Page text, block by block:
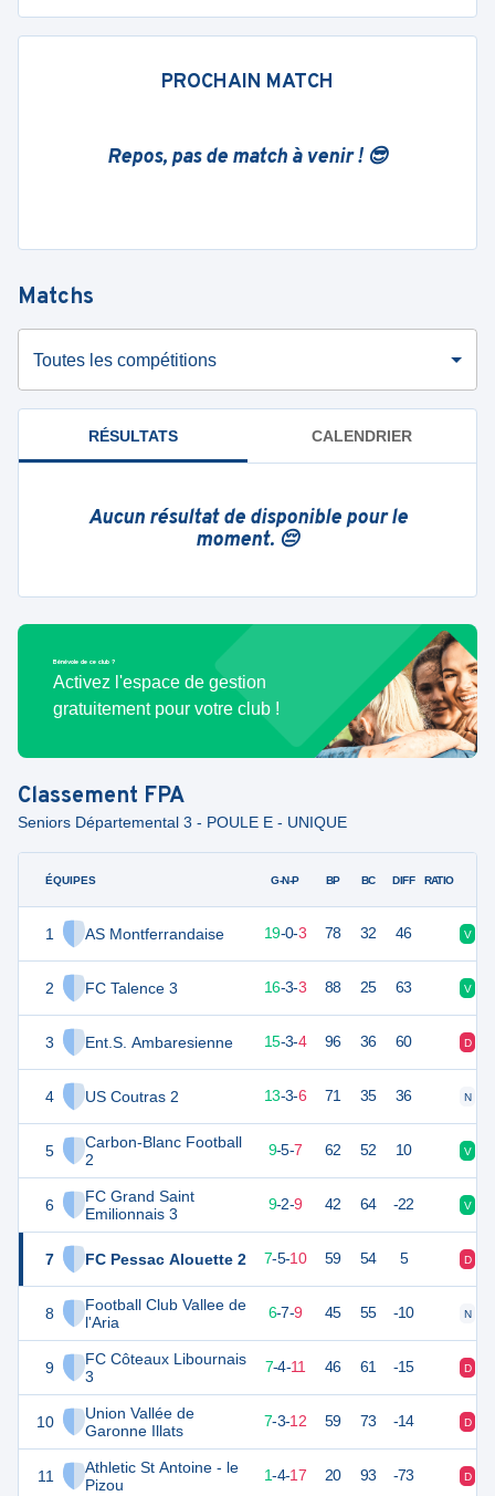
PROCHAIN MATCH
Repos, pas de match à venir ! 😎
Matchs
Toutes les compétitions
RÉSULTATS CALENDRIER
Aucun résultat de disponible pour le
moment. 😔
Bénévole de ce club ?
Activez l'espace de gestion
gratuitement pour votre club !
Classement FPA
Seniors Départemental 3 - POULE E - UNIQUE
ÉQUIPES
1 AS Montferrandaise
2 FC Talence 3
3 Ent.S. Ambaresienne
4 US Coutras 2
5
Carbon-Blanc Football
2
6
FC Grand Saint
Emilionnais 3
7 FC Pessac Alouette 2
8
Football Club Vallee de
l'Aria
9
FC Côteaux Libournais
3
10
Union Vallée de
Garonne Illats
11
Athletic St Antoine - le
Pizou
G-N-P BP BC DIFF RATIO
56 19-0-3 78 32 46 V
16-3-3 88 25 63 V
48 22 15-3-4 96 36 60 D
13-3-6 71 35 36 N
31 22 9-5-7 62 52 10 V
27 9-2-9 42 64 -22 V
26 22 7-5-10 59 54 5 D
25 22 6-7-9 45 55 -10 N
25 22 7-4-11 46 61 -15 D
7-3-12 59 73 -14 D
7 22 1-4-17 20 93 -73 D